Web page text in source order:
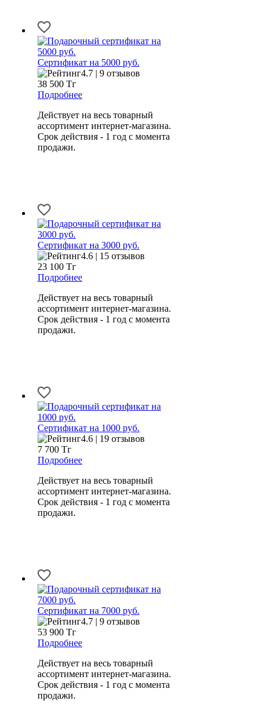
Сертификат на 5000 руб.
4.7 | 9 отзывов
38 500 Тг
Подробнее
Действует на весь товарный
ассортимент интернет-магазина.
Срок действия - 1 год с момента
продажи.
Сертификат на 3000 руб.
4.6 | 15 отзывов
23 100 Тг
Подробнее
Действует на весь товарный
ассортимент интернет-магазина.
Срок действия - 1 год с момента
продажи.
Сертификат на 1000 руб.
4.6 | 19 отзывов
7 700 Тг
Подробнее
Действует на весь товарный
ассортимент интернет-магазина.
Срок действия - 1 год с момента
продажи.
Сертификат на 7000 руб.
4.7 | 9 отзывов
53 900 Тг
Подробнее
Действует на весь товарный
ассортимент интернет-магазина.
Срок действия - 1 год с момента
продажи.